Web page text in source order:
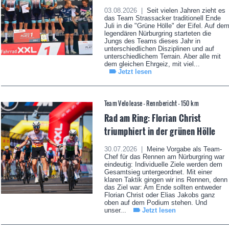
03.08.2026 |
Seit vielen Jahren zieht es
das Team Strassacker traditionell Ende
Juli in die "Grüne Hölle" der Eifel. Auf dem
legendären Nürburgring starteten die
Jungs des Teams dieses Jahr in
unterschiedlichen Disziplinen und auf
unterschiedlichem Terrain. Aber alle mit
dem gleichen Ehrgeiz, mit viel...
Jetzt lesen
Team Velolease - Rennbericht - 150 km
Rad am Ring: Florian Christ
triumphiert in der grünen Hölle
30.07.2026 |
Meine Vorgabe als Team-
Chef für das Rennen am Nürburgring war
eindeutig: Individuelle Ziele werden dem
Gesamtsieg untergeordnet. Mit einer
klaren Taktik gingen wir ins Rennen, denn
das Ziel war: Am Ende sollten entweder
Florian Christ oder Elias Jakobs ganz
oben auf dem Podium stehen. Und
unser...
Jetzt lesen